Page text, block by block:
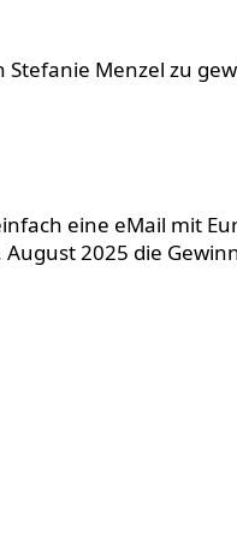
eine eMail mit
2025 die